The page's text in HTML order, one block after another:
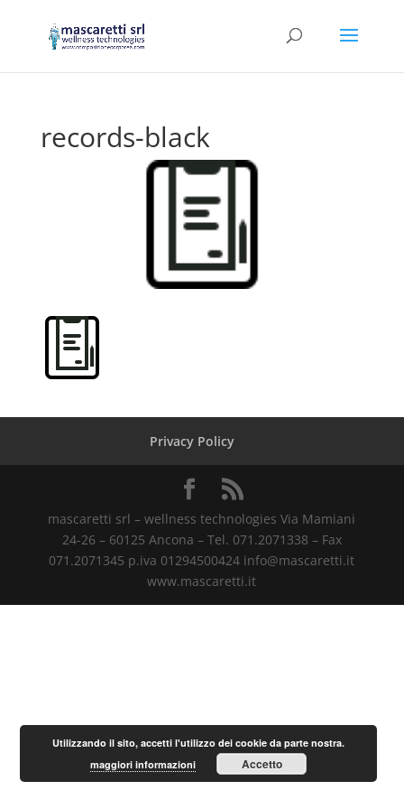
records-black
Privacy Policy
mascaretti srl – wellness technologies Via Mamiani
24-26 – 60125 Ancona – Tel. 071.2071338 – Fax
071.2071345 p.iva 01294500424 info@mascaretti.it
www.mascaretti.it
Utilizzando il sito, accetti l'utilizzo dei cookie da parte nostra.
maggiori informazioni
Accetto